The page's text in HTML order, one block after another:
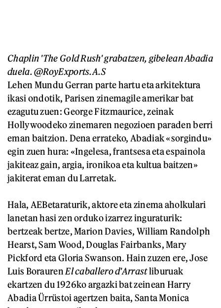
Chaplin 'The Gold Rush' grabatzen, gibelean Abadia
duela. @RoyExports.A.S
Lehen Mundu Gerran parte hartu eta arkitektura
ikasi ondotik, Parisen zinemagile amerikar bat
ezagutu zuen: George Fitzmaurice, zeinak
Hollywoodeko zinemaren negozioen paraden berri
eman baitzion. Dena errateko, Abadiak «sorgindu»
egin zuen hura: «Ingelesa, frantsesa eta espainola
jakiteaz gain, argia, ironikoa eta kultua baitzen»
jakiterat eman du Larretak.
Hala, AEBetaraturik, aktore eta zinema aholkulari
lanetan hasi zen orduko izarrez inguraturik:
bertzeak bertze, Marion Davies, William Randolph
Hearst, Sam Wood, Douglas Fairbanks, Mary
Pickford eta Gloria Swanson. Hain zuzen ere, Jose
Luis Borauren El caballero d'Arrastliburuak
ekartzen du 1926ko argazki bat zeinean Harry
Abadia Ürrüstoi agertzen baita, Santa Monica